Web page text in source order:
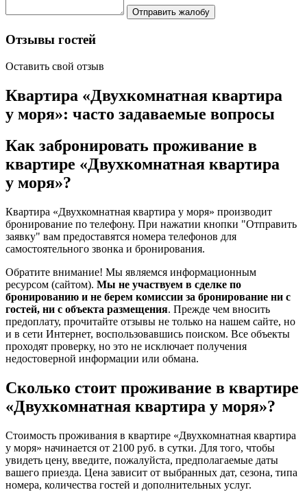
Отправить жалобу
Отзывы гостей
Оставить свой отзыв
Квартира «Двухкомнатная квартира
у моря»: часто задаваемые вопросы
Как забронировать проживание в
квартире «Двухкомнатная квартира
у моря»?
Квартира «Двухкомнатная квартира у моря» производит
бронирование по телефону. При нажатии кнопки "Отправить
заявку" вам предоставятся номера телефонов для
самостоятельного звонка и бронирования.
Обратите внимание! Мы являемся информационным
ресурсом (сайтом). Мы не участвуем в сделке по
бронированию и не берем комиссии за бронирование ни с
гостей, ни с объекта размещения. Прежде чем вносить
предоплату, прочитайте отзывы не только на нашем сайте, но
и в сети Интернет, воспользовавшись поиском. Все объекты
проходят проверку, но это не исключает получения
недостоверной информации или обмана.
Сколько стоит проживание в квартире
«Двухкомнатная квартира у моря»?
Стоимость проживания в квартире «Двухкомнатная квартира
у моря» начинается от 2100 руб. в сутки. Для того, чтобы
увидеть цену, введите, пожалуйста, предполагаемые даты
вашего приезда. Цена зависит от выбранных дат, сезона, типа
номера, количества гостей и дополнительных услуг.